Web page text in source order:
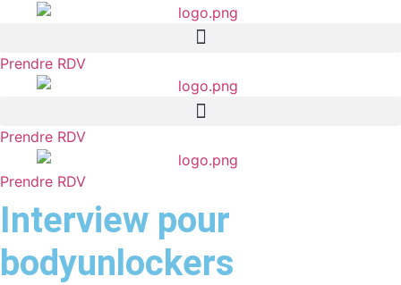
contenu
Prendre RDV
Prendre RDV
Prendre RDV
Interview pour
bodyunlockers